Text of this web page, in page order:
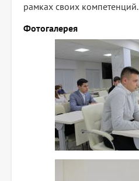
рамках своих компетенций.
Фотогалерея